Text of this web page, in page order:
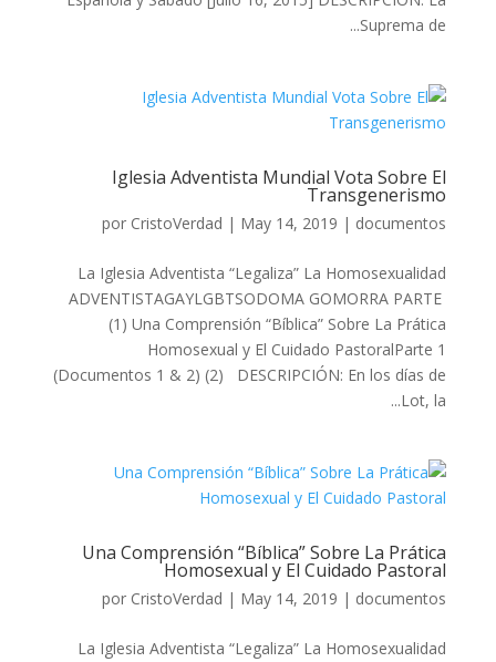
Suprema de...
Iglesia Adventista Mundial Vota Sobre El
Transgenerismo
por CristoVerdad | May 14, 2019 | documentos
La Iglesia Adventista “Legaliza” La Homosexualidad
ADVENTISTAGAYLGBTSODOMA GOMORRA PARTE
(1) Una Comprensión “Bíblica” Sobre La Prática
Homosexual y El Cuidado PastoralParte 1
(Documentos 1 & 2) (2) DESCRIPCIÓN: En los días de
Lot, la...
Una Comprensión “Bíblica” Sobre La Prática
Homosexual y El Cuidado Pastoral
por CristoVerdad | May 14, 2019 | documentos
La Iglesia Adventista “Legaliza” La Homosexualidad